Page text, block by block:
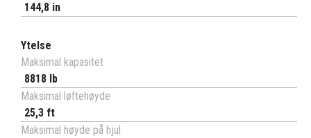
144,8 in
Ytelse
Maksimal kapasitet
8818 lb
Maksimal løftehøyde
25,3 ft
Maksimal høyde på hjul